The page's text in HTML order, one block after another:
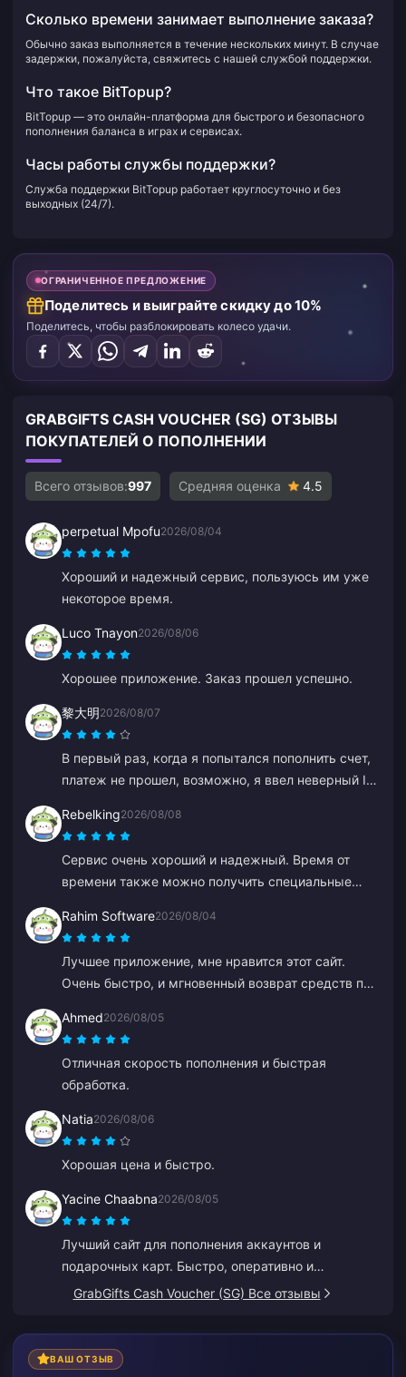
Сколько времени занимает выполнение заказа?
Обычно заказ выполняется в течение нескольких минут. В случае
задержки, пожалуйста, свяжитесь с нашей службой поддержки.
Что такое BitTopup?
BitTopup — это онлайн-платформа для быстрого и безопасного
пополнения баланса в играх и сервисах.
Часы работы службы поддержки?
Служба поддержки BitTopup работает круглосуточно и без
выходных (24/7).
ОГРАНИЧЕННОЕ ПРЕДЛОЖЕНИЕ
Поделитесь и выиграйте скидку до 10%
Поделитесь, чтобы разблокировать колесо удачи.
GRABGIFTS CASH VOUCHER (SG) ОТЗЫВЫ
ПОКУПАТЕЛЕЙ О ПОПОЛНЕНИИ
Всего отзывов:997 Средняя оценка 4.5
perpetual Mpofu2026/08/04
Хороший и надежный сервис, пользуюсь им уже
некоторое время.
Luco Tnayon2026/08/06
Хорошее приложение. Заказ прошел успешно.
黎大明2026/08/07
В первый раз, когда я попытался пополнить счет,
платеж не прошел, возможно, я ввел неверный ID.
средств. Вторая попытка прошла без каких-либо
проблем. Буду продолжать пользоваться сайтом.
Rebelking2026/08/08
Сервис очень хороший и надежный. Время от
времени также можно получить специальные
Rahim Software2026/08/04
Лучшее приложение, мне нравится этот сайт.
Очень быстро, и мгновенный возврат средств при
Ahmed2026/08/05
Отличная скорость пополнения и быстрая
обработка.
Natia2026/08/06
Хорошая цена и быстро.
Yacine Chaabna2026/08/05
Лучший сайт для пополнения аккаунтов и
подарочных карт. Быстро, оперативно и
поддерживает несколько способов оплаты. Я
Так держать!
GrabGifts Cash Voucher (SG) Все отзывы
ВАШ ОТЗЫВ